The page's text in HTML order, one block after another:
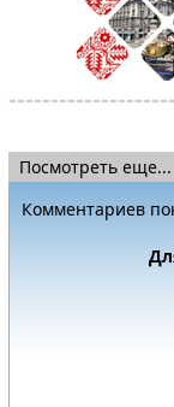
Посмотреть еще...
Комментариев